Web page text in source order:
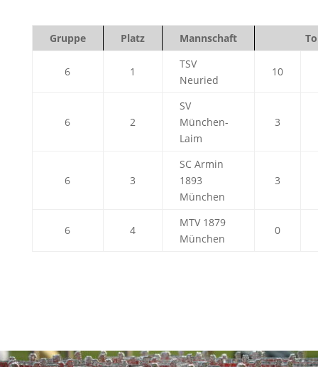
Gruppe Platz Mannschaft
6 1
TSV
Neuried
10
6 2
SV
München-
Laim
3
6 3
SC Armin
1893
München
3
6 4
MTV 1879
München
0